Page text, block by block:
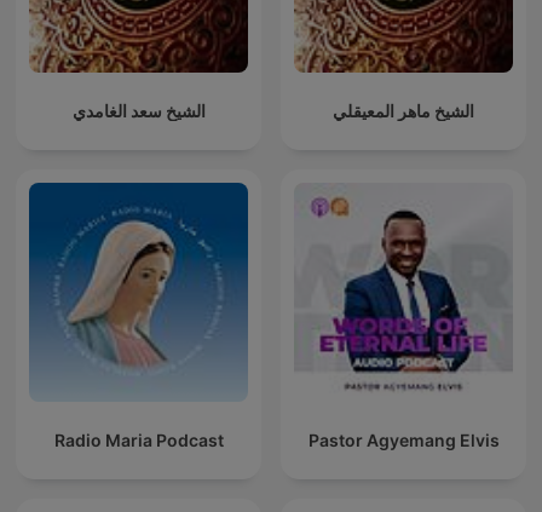
الشيخ سعد الغامدي الشيخ ماهر المعيقلي
Radio Maria Podcast Pastor Agyemang Elvis